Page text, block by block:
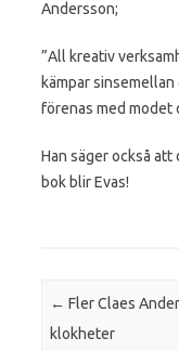
Andersson;
”All kreativ
kämpar
förenas med modet
Han säger också
bok blir Evas!
Post navigation
← Fler Claes
klokheter